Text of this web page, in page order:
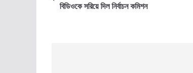
বিডিওকে সরিয়ে দিল নির্বাচন কমিশন